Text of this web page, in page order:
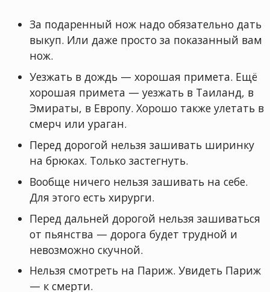
За подаренный нож надо обязательно дать
выкуп. Или даже просто за показанный вам
нож.
Уезжать в дождь — хорошая примета. Ещё
хорошая примета — уезжать в Таиланд, в
Эмираты, в Европу. Хорошо также улетать в
смерч или ураган.
Перед дорогой нельзя зашивать ширинку
на брюках. Только застегнуть.
Вообще ничего нельзя зашивать на себе.
Для этого есть хирурги.
Перед дальней дорогой нельзя зашиваться
от пьянства — дорога будет трудной и
невозможно скучной.
Нельзя смотреть на Париж. Увидеть Париж
— к смерти.